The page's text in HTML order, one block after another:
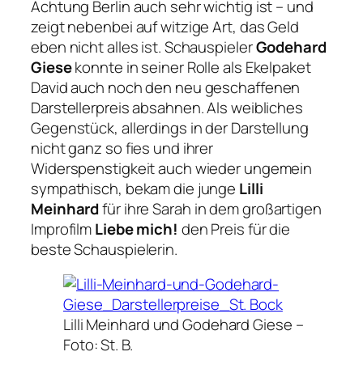
Achtung Berlin auch sehr wichtig ist – und
zeigt nebenbei auf witzige Art, das Geld
eben nicht alles ist. SchauspielerGodehard
Giesekonnte in seiner Rolle als Ekelpaket
David auch noch den neu geschaffenen
Darstellerpreis absahnen. Als weibliches
Gegenstück, allerdings in der Darstellung
nicht ganz so fies und ihrer
Widerspenstigkeit auch wieder ungemein
sympathisch, bekam die junge Lilli
Meinhardfür ihre Sarah in dem großartigen
ImprofilmLiebe mich! den Preis für die
beste Schauspielerin.
Lilli Meinhard und Godehard Giese –
Foto: St. B.